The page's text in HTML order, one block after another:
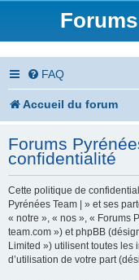
FAQ
Accueil du forum
Forums
confidentialité
Cette politique de
Pyrénées Team | » et ses
« notre », « nos », « Forums
team.com ») et phpBB
Limited ») utilisent toutes
d’utilisation de votre part